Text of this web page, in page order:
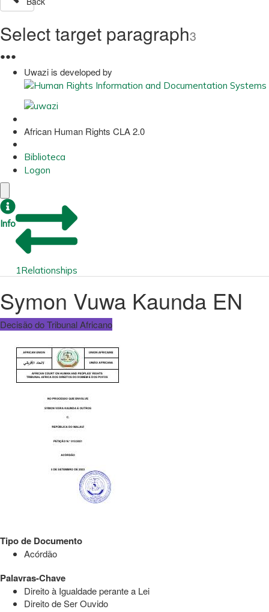
Select target paragraph3
●●●
Uwazi is developed by
African Human Rights CLA 2.0
Biblioteca
Logon
Info
1Relationships
Symon Vuwa Kaunda EN
Decisão do Tribunal Africano
Tipo de Documento
Acórdão
Palavras-Chave
Direito à Igualdade perante a Lei
Direito de Ser Ouvido